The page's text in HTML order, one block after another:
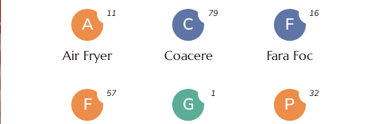
A
Air Fryer
11
C
Coacere
79
F
Fara Foc
16
F
57
G
1
P
32